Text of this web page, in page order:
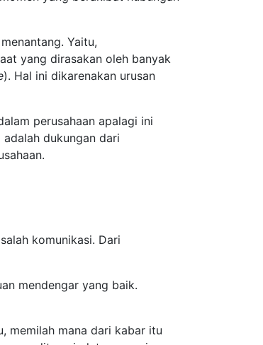
Yaitu,
yang dirasakan oleh banyak
). Hal ini dikarenakan urusan
perusahaan apalagi ini
dukungan dari
komunikasi. Dari
mendengar yang baik.
memilah mana dari kabar itu